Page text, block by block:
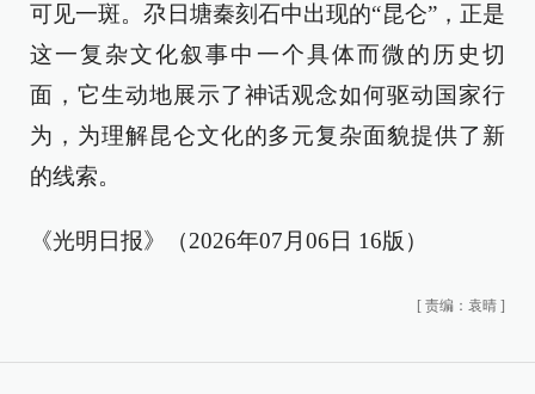
可见一斑。尕日塘秦刻石中出现的“昆仑”，正是
这一复杂文化叙事中一个具体而微的历史切
面，它生动地展示了神话观念如何驱动国家行
为，为理解昆仑文化的多元复杂面貌提供了新
的线索。
《光明日报》（2026年07月06日 16版）
[ 责编：袁晴 ]